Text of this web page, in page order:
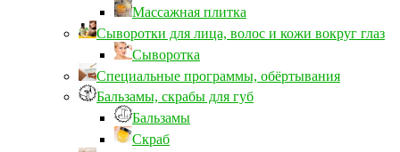
Массажная плитка
Сыворотки для лица, волос и кожи вокруг глаз
Сыворотка
Специальные программы, обёртывания
Бальзамы, скрабы для губ
Бальзамы
Скраб